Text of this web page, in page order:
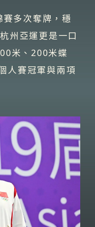
多次奪牌，穩
州亞運更是一口
米、200米蝶
人賽冠軍與兩項